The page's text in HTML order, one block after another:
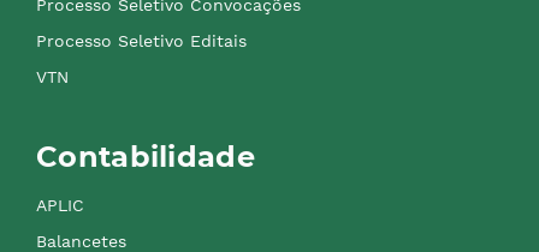
Processo Seletivo Convocações
Processo Seletivo Editais
VTN
Contabilidade
APLIC
Balancetes